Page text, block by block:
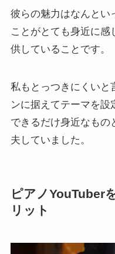
彼らの魅力はなんとい
ことがとても身近に感
供していることです。
私もとっつきにくいと
ンに据えてテーマを設
できるだけ身近なもの
夫していました。
ピアノYouTuber
リット